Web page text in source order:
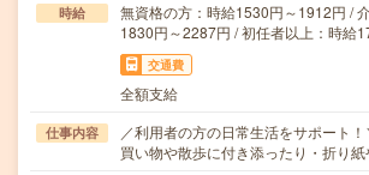
時給
無資格の方：時給1530円～1912円 /
1830円～2287円 / 初任者以上：時給
交通費
全額支給
仕事内容
／利用者の方の日常生活をサポート
買い物や散歩に付き添ったり・折り